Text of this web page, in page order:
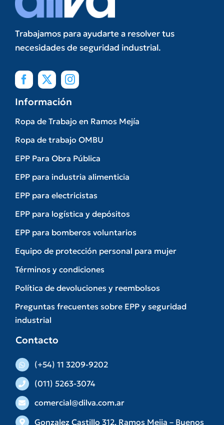
Trabajamos para ayudarte a resolver tus
necesidades de seguridad industrial.
Información
Ropa de Trabajo en Ramos Mejía
Ropa de trabajo OMBU
EPP Para Obra Pública
EPP para industria alimenticia
EPP para electricistas
EPP para logística y depósitos
EPP para bomberos voluntarios
Equipo de protección personal para mujer
Términos y condiciones
Política de devoluciones y reembolsos
Preguntas frecuentes sobre EPP y seguridad
industrial
Contacto
(+54) 11 3209-9202
(011) 5263-3074
comercial@dilva.com.ar
Gonzalez Castillo 312. Ramos Mejia – Buenos